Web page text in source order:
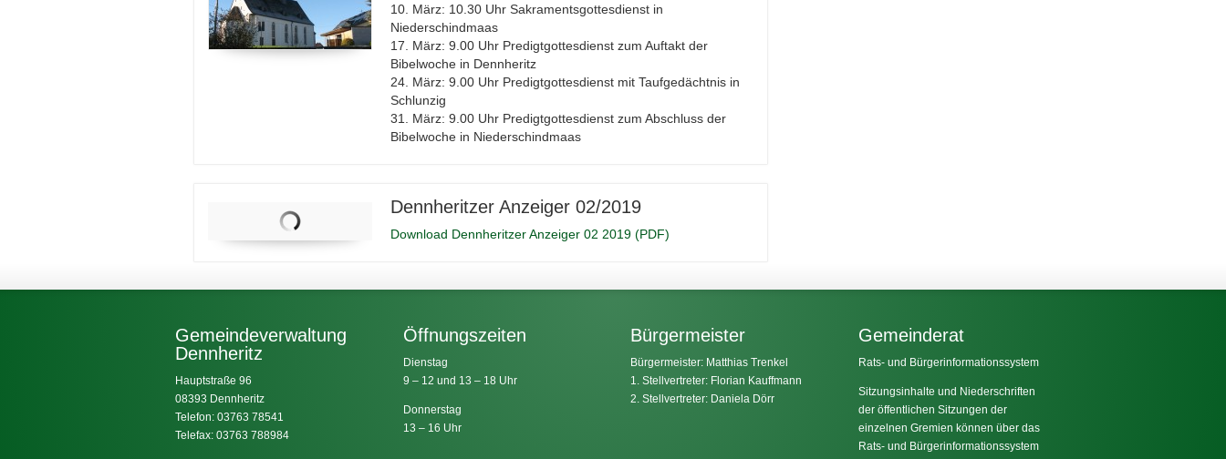
10. März: 10.30 Uhr Sakramentsgottesdienst in
Niederschindmaas
17. März: 9.00 Uhr Predigtgottesdienst zum Auftakt der
Bibelwoche in Dennheritz
24. März: 9.00 Uhr Predigtgottesdienst mit Taufgedächtnis in
Schlunzig
31. März: 9.00 Uhr Predigtgottesdienst zum Abschluss der
Bibelwoche in Niederschindmaas
Dennheritzer Anzeiger 02/2019
Download Dennheritzer Anzeiger 02 2019 (PDF)
Gemeindeverwaltung
Dennheritz
Hauptstraße 96
08393 Dennheritz
Telefon: 03763 78541
Telefax: 03763 788984
Öffnungszeiten
Dienstag
9 – 12 und 13 – 18 Uhr
Donnerstag
13 – 16 Uhr
Bürgermeister
Bürgermeister: Matthias Trenkel
1. Stellvertreter: Florian Kauffmann
2. Stellvertreter: Daniela Dörr
Gemeinderat
Rats- und Bürgerinformationssystem
Sitzungsinhalte und Niederschriften
der öffentlichen Sitzungen der
einzelnen Gremien können über das
Rats- und Bürgerinformationssystem